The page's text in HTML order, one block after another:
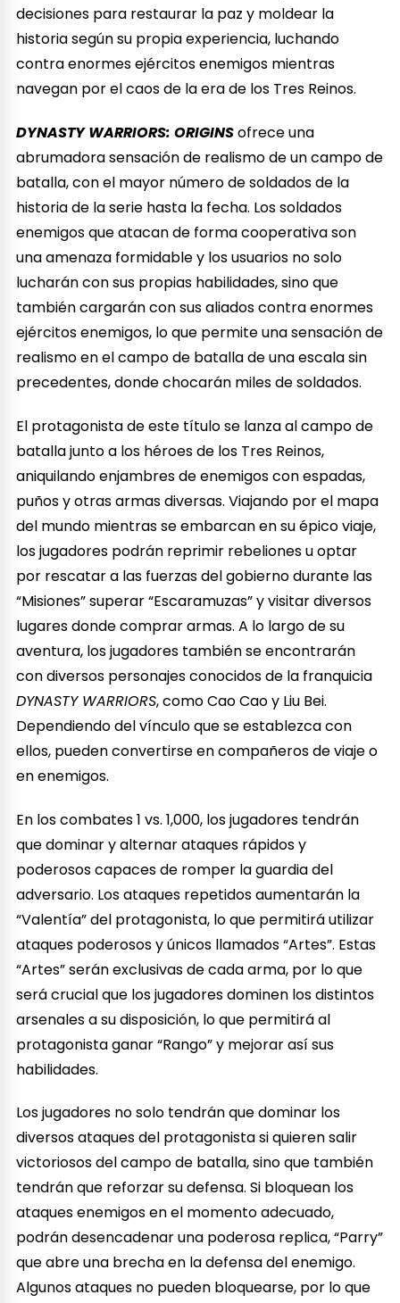
decisiones para restaurar la paz y moldear la
historia según su propia experiencia, luchando
contra enormes ejércitos enemigos mientras
navegan por el caos de la era de los Tres Reinos.
DYNASTY WARRIORS: ORIGINSofrece una
abrumadora sensación de realismo de un campo de
batalla, con el mayor número de soldados de la
historia de la serie hasta la fecha. Los soldados
enemigos que atacan de forma cooperativa son
una amenaza formidable y los usuarios no solo
lucharán con sus propias habilidades, sino que
también cargarán con sus aliados contra enormes
ejércitos enemigos, lo que permite una sensación de
realismo en el campo de batalla de una escala sin
precedentes, donde chocarán miles de soldados.
El protagonista de este título se lanza al campo de
batalla junto a los héroes de los Tres Reinos,
aniquilando enjambres de enemigos con espadas,
puños y otras armas diversas. Viajando por el mapa
del mundo mientras se embarcan en su épico viaje,
los jugadores podrán reprimir rebeliones u optar
por rescatar a las fuerzas del gobierno durante las
“Misiones” superar “Escaramuzas” y visitar diversos
lugares donde comprar armas. A lo largo de su
aventura, los jugadores también se encontrarán
con diversos personajes conocidos de la franquicia
DYNASTY WARRIORS, como Cao Cao y Liu Bei.
Dependiendo del vínculo que se establezca con
ellos, pueden convertirse en compañeros de viaje o
en enemigos.
En los combates 1 vs. 1,000, los jugadores tendrán
que dominar y alternar ataques rápidos y
poderosos capaces de romper la guardia del
adversario. Los ataques repetidos aumentarán la
“Valentía” del protagonista, lo que permitirá utilizar
ataques poderosos y únicos llamados “Artes”. Estas
“Artes” serán exclusivas de cada arma, por lo que
será crucial que los jugadores dominen los distintos
arsenales a su disposición, lo que permitirá al
protagonista ganar “Rango” y mejorar así sus
habilidades.
Los jugadores no solo tendrán que dominar los
diversos ataques del protagonista si quieren salir
victoriosos del campo de batalla, sino que también
tendrán que reforzar su defensa. Si bloquean los
ataques enemigos en el momento adecuado,
podrán desencadenar una poderosa replica, “Parry”
que abre una brecha en la defensa del enemigo.
Algunos ataques no pueden bloquearse, por lo que